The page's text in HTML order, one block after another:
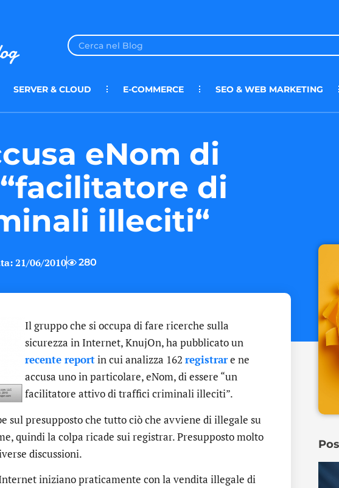
SERVER & CLOUD E-COMMERCE SEO & WEB MARKETING
eNom di
di
illeciti“
21/06/2010 280
Il gruppo che si occupa di fare ricerche sulla
sicurezza in Internet, KnujOn, ha pubblicato un
recente reportin cui analizza 162 registrare ne
accusa uno in particolare, eNom, di essere “un
facilitatore attivo di traffici criminali illeciti”.
sul presupposto che tutto ciò che avviene di illegale su
quindi la colpa ricade sui registrar. Presupposto molto
discussioni.
iniziano praticamente con la vendita illegale di